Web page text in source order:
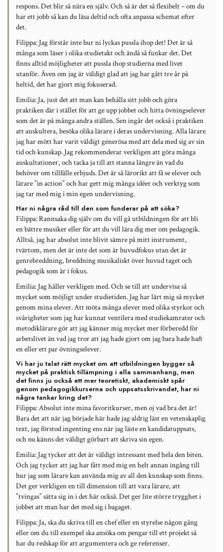
respons. Det blir så nära en själv. Och så är det så flexibelt – om du
har ett jobb så kan du läsa deltid och ofta anpassa schemat efter
det.
Filippa: Jag förstår inte hur ni lyckas pussla ihop det! Det är så
många som läser i olika studietakt och ändå så funkar det. Det
finns alltid möjligheter att pussla ihop studierna med livet
utanför. Även om jag är väldigt glad att jag har gått tre år på
heltid, det har gjort mig fokuserad.
Emilia: Ja, just det att man kan behålla sitt jobb och göra
praktiken där i stället för att ge upp jobbet och hitta övningselever
som det är på många andra ställen. Sen ingår det också i praktiken
att auskultera, besöka olika lärare i deras undervisning. Alla lärare
jag har mött har varit väldigt generösa med att dela med sig av sin
tid och kunskap. Jag rekommenderar verkligen att göra många
auskultationer, och tacka ja till att stanna längre än vad du
behöver om tillfälle erbjuds. Det är så lärorikt att få se elever och
lärare ”in action” och har gett mig många idéer och verktyg som
jag tar med mig i min egen undervisning.
Har ni några råd till den som funderar på att söka?
Filippa:Rannsaka dig själv om du vill gå utbildningen för att bli
en bättre musiker eller för att du vill lära dig mer om pedagogik.
Alltså, jag har absolut inte blivit sämre på mitt instrument,
tvärtom, men det är inte det som är huvudfokus utan det är
genrebreddning, breddning musikaliskt över huvud taget och
pedagogik som är i fokus.
Emilia: Jag håller verkligen med. Och se till att undervisa så
mycket som möjligt under studietiden. Jag har lärt mig så mycket
genom mina elever. Att möta många elever med olika styrkor och
svårigheter som jag har kunnat ventilera med studiekamrater och
metodiklärare gör att jag känner mig mycket mer förberedd för
arbetslivet än vad jag tror att jag hade gjort om jag bara hade haft
en eller ett par övningselever.
Vi har ju talat rätt mycket om att utbildningen bygger så
mycket på praktisk tillämpning i alla sammanhang, men
det finns ju också ett mer teoretiskt, akademiskt spår
genom pedagogikkurserna och uppsatsskrivandet, har ni
några tankar kring det?
Filippa:Absolut inte mina favoritkurser, men oj vad bra det är!
Bara det att när jag började här hade jag aldrig läst en vetenskaplig
text, jag förstod ingenting ens när jag läste en kandidatuppsats,
och nu känns det väldigt görbart att skriva sin egen.
Emilia: Jag tycker att det är väldigt intressant med hela den biten.
Och jag tycker att jag har fått med mig en helt annan ingång till
hur jag som lärare kan använda mig av all den kunskap som finns.
Det ger verkligen en till dimension till att vara lärare, att
”tvingas” sätta sig in i det här också. Det ger lite större trygghet i
jobbet att man har det med sig i bagaget.
Filippa: Ja, ska du skriva till en chef eller en styrelse någon gång
eller om du till exempel ska ansöka om pengar till ett projekt så
har du redskap för att argumentera och ge referenser.